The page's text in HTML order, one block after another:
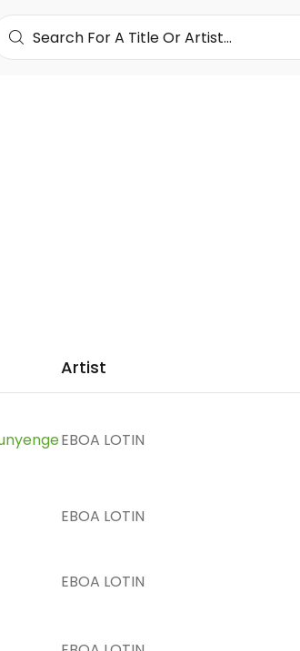
Artist
EBOA LOTIN
EBOA LOTIN
EBOA LOTIN